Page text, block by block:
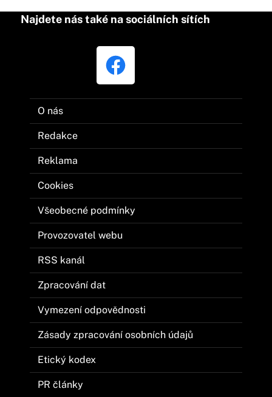
Najdete nás také na sociálních sítích
O nás
Redakce
Reklama
Cookies
Všeobecné podmínky
Provozovatel webu
RSS kanál
Zpracování dat
Vymezení odpovědnosti
Zásady zpracování osobních údajů
Etický kodex
PR články